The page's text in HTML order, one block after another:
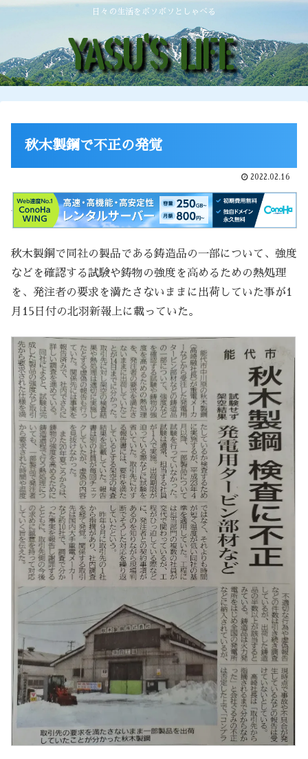
日々の生活をボソボソとしゃべる
秋木製鋼で不正の発覚
2022.02.16
秋木製鋼で同社の製品である鋳造品の一部について、強度
などを確認する試験や鋳物の強度を高めるための熱処理
を、発注者の要求を満たさないままに出荷していた事が1
月15日付の北羽新報上に載っていた。